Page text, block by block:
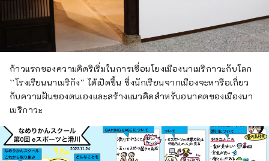
ก้าวแรกของความคิดริเริ่มในการเชื่อมโยงเมืองนาเมริกาวะกับโลก
``โรงเรียนนาเมริกัง'' ได้เปิดขึ้น ซึ่งนักเรียนจากเมืองจะหารือเกี่ยว
กับความฝันของตนเองและสร้างแนวคิดสำหรับอนาคตของเมืองนา
เมริกาวะ